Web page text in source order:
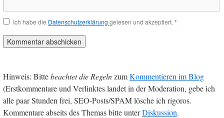
Ich habe die Datenschutzerklärung gelesen und akzeptiert. *
Hinweis: Bittebeachtet die RegelnzumKommentieren im Blog
(Erstkommentare und Verlinktes landet in der Moderation, gebe ich
alle paar Stunden frei, SEO-Posts/SPAM lösche ich rigoros.
Kommentare abseits des Themas bitte unterDiskussion.